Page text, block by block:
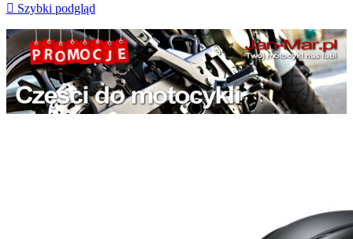
 Szybki podgląd